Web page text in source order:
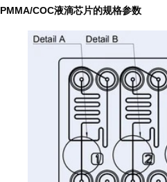
PMMA/COC液滴芯片的规格参数